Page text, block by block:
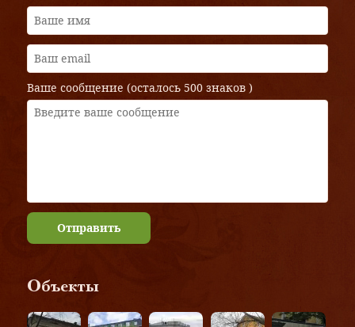
Ваше сообщение (осталось 500 знаков )
Отправить
Объекты